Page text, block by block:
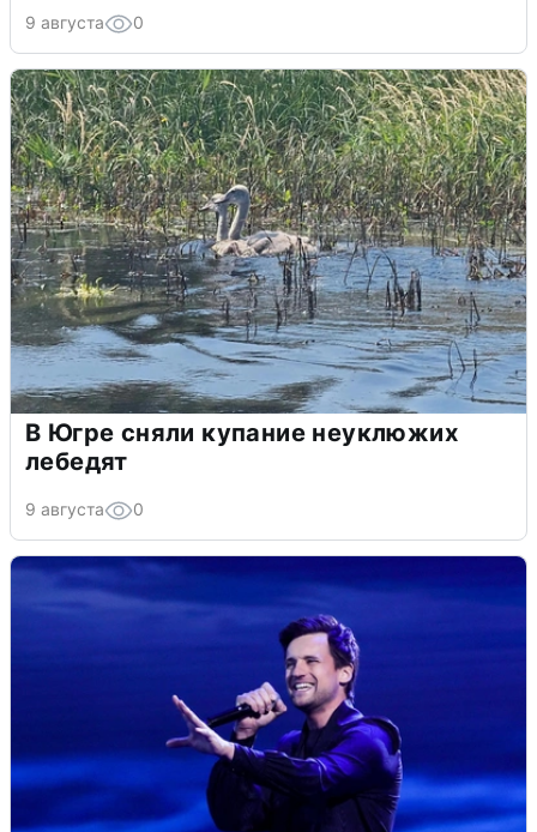
9 августа 0
В Югре сняли купание неуклюжих
лебедят
9 августа 0